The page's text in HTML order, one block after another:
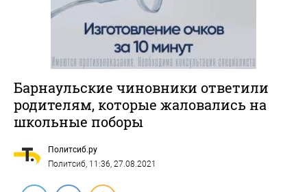
Барнаульские чиновники ответили
родителям, которые жаловались на
школьные поборы
Политсиб.ру
Политсиб, 11:36, 27.08.2021